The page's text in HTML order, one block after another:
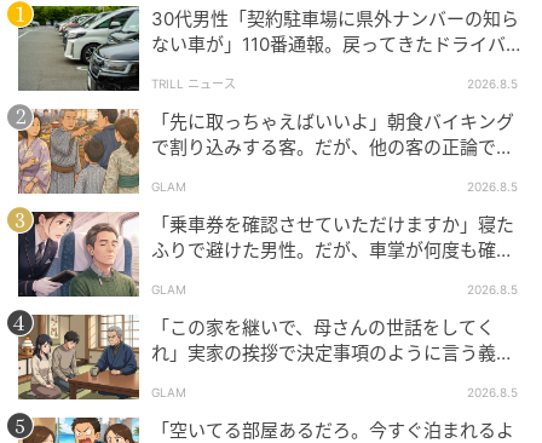
BikeJIN WEB
43年間記録し続けたメンテナンスノート。何年何月に
どこを交換したか、どこと改造したかなどを細かく記
録。またメンテナンスなどに当たってはすべてのボル
トをトルクレンチで適切に締めている。この細かな作
業こそバイクを長持ちさせる秘訣
そんな久本さんだが、じつは60代の時に循環器系の疾
患でカーテーテル手術を受けている。ある時、趣味で
もある山登りの最中に胸に違和感を感じたという。
「毎年登っていた山で、途中胸が苦しくなって『これ
30代男性「契約駐車場に県外ナンバーの知ら
ない車が」110番通報。戻ってきたドライバー
TRILL ニュース 2026.8.5
「先に取っちゃえばいいよ」朝食バイキング
で割り込みする客。だが、他の客の正論で状
GLAM 2026.8.5
「乗車券を確認させていただけますか」寝た
ふりで避けた男性。だが、車掌が何度も確認
GLAM 2026.8.5
「この家を継いで、母さんの世話をしてく
れ」実家の挨拶で決定事項のように言う義
た一言
GLAM 2026.8.5
「空いてる部屋あるだろ。今すぐ泊まれるよ